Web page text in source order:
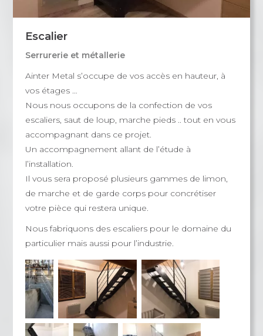
Escalier
Serrurerie et métallerie
Ainter Metal s’occupe de vos accès en hauteur, à
vos étages …
Nous nous occupons de la confection de vos
escaliers, saut de loup, marche pieds .. tout en vous
accompagnant dans ce projet.
Un accompagnement allant de l’étude à
l’installation.
Il vous sera proposé plusieurs gammes de limon,
de marche et de garde corps pour concrétiser
votre pièce qui restera unique.
Nous fabriquons des escaliers pour le domaine du
particulier mais aussi pour l’industrie.